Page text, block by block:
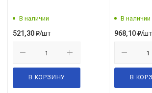
В наличии
521,30₽/шт
В КОРЗИНУ
В наличии
968,10₽/шт
В